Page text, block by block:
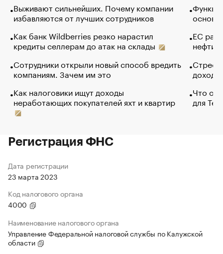
Выживают сильнейших. Почему компании
избавляются от лучших сотрудников
Как банк Wildberries резко нарастил
кредиты селлерам до атак на склады
Сотрудники открыли новый способ вредить
компаниям. Зачем им это
Как налоговики ищут доходы
неработающих покупателей яхт и квартир
основ
ЕС
нефти
Что
для
Регистрация ФНС
Дата регистрации
23 марта 2023
Код налогового органа
4000
Наименование налогового органа
Управление Федеральной налоговой службы по Калужской
области